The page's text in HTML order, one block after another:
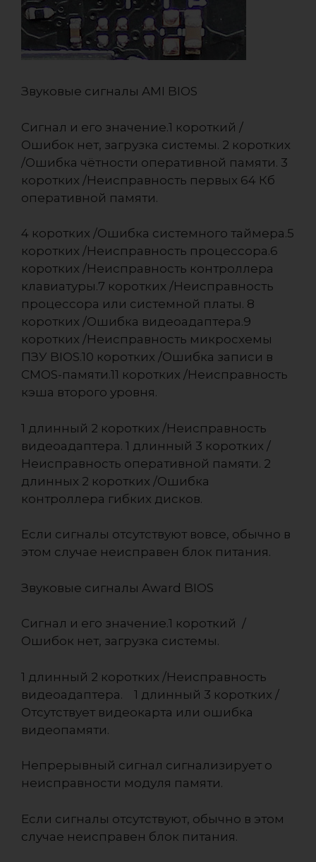
Звуковые сигналы AMI BIOS
Сигнал и его значение.1 короткий /
Ошибок нет, загрузка системы. 2 коротких
/Ошибка чётности оперативной памяти. 3
коротких /Неисправность первых 64 Кб
оперативной памяти.
4 коротких /Ошибка системного таймера.5
коротких /Неисправность процессора.6
коротких /Неисправность контроллера
клавиатуры.7 коротких /Неисправность
процессора или системной платы. 8
коротких /Ошибка видеоадаптера.9
коротких /Неисправность микросхемы
ПЗУ BIOS.10 коротких /Ошибка записи в
CMOS-памяти.11 коротких /Неисправность
кэша второго уровня.
1 длинный 2 коротких /Неисправность
видеоадаптера. 1 длинный 3 коротких /
Неисправность оперативной памяти. 2
длинных 2 коротких /Ошибка
контроллера гибких дисков.
Если сигналы отсутствуют вовсе, обычно в
этом случае неисправен блок питания.
Звуковые сигналы Award BIOS
Сигнал и его значение.1 короткий /
Ошибок нет, загрузка системы.
1 длинный 2 коротких /Неисправность
видеоадаптера. 1 длинный 3 коротких /
Отсутствует видеокарта или ошибка
видеопамяти.
Непрерывный сигнал сигнализирует о
неисправности модуля памяти.
Если сигналы отсутствуют, обычно в этом
случае неисправен блок питания.